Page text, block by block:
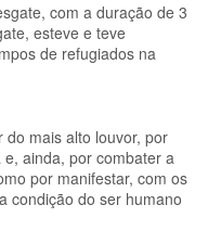
com a duração de 3
esteve e teve
de refugiados na
mais alto louvor, por
ainda, por combater a
por manifestar, com os
condição do ser humano